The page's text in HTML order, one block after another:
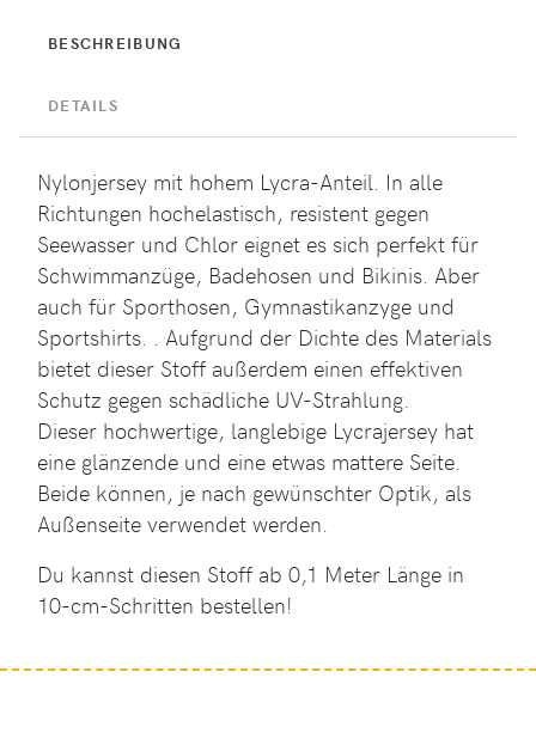
BESCHREIBUNG
DETAILS
Nylonjersey mit hohem Lycra-Anteil. In alle
Richtungen hochelastisch, resistent gegen
Seewasser und Chlor eignet es sich perfekt für
Schwimmanzüge, Badehosen und Bikinis. Aber
auch für Sporthosen, Gymnastikanzyge und
Sportshirts. . Aufgrund der Dichte des Materials
bietet dieser Stoff außerdem einen effektiven
Schutz gegen schädliche UV-Strahlung.
Dieser hochwertige, langlebige Lycrajersey hat
eine glänzende und eine etwas mattere Seite.
Beide können, je nach gewünschter Optik, als
Außenseite verwendet werden.
Du kannst diesen Stoff ab 0,1 Meter Länge in
10-cm-Schritten bestellen!